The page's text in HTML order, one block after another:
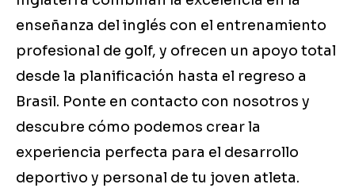
enseñanza del inglés con el entrenamiento
profesional de golf, y ofrecen un apoyo total
desde la planificación hasta el regreso a
Brasil. Ponte en contacto con nosotros y
descubre cómo podemos crear la
experiencia perfecta para el desarrollo
deportivo y personal de tu joven atleta.